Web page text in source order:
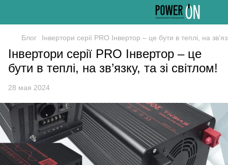
Блог Інвертори серії PRO Інвертор – це бути в теплі, на
Інвертори серії PRO Інвертор – це
бути в теплі, на зв’язку, та зі світлом!
28 мая 2024